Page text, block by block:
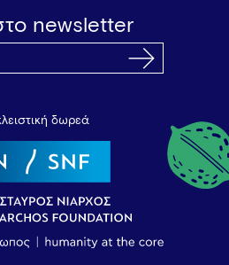
newsletter
δωρεά